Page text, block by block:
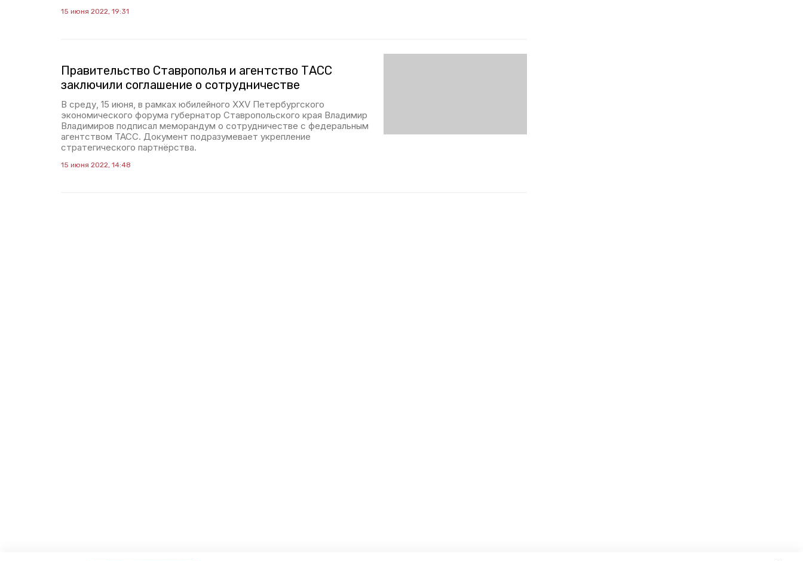
15 июня 2022, 19:31
Правительство Ставрополья и агентство ТАСС
заключили соглашение о сотрудничестве
В среду, 15 июня, в рамках юбилейного XXV Петербургского
экономического форума губернатор Ставропольского края Владимир
Владимиров подписал меморандум о сотрудничестве с федеральным
агентством ТАСС. Документ подразумевает укрепление
стратегического партнёрства.
15 июня 2022, 14:48